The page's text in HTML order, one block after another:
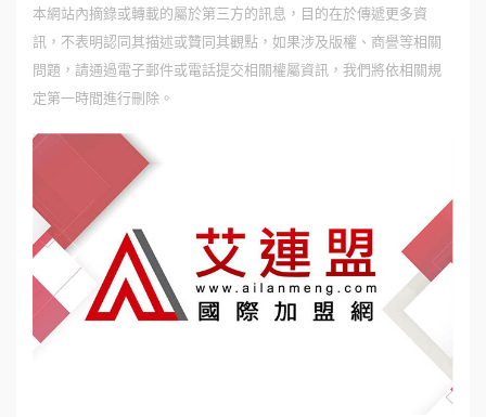
本網站內摘錄或轉載的屬於第三方的訊息，目的在於傳遞更多資
訊，不表明認同其描述或贊同其觀點，如果涉及版權、商譽等相關
問題，請通過電子郵件或電話提交相關權屬資訊，我們將依相關規
定第一時間進行刪除。